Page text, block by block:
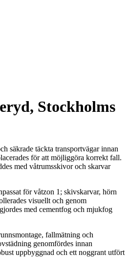
Stockholms
säkrade täckta transportvägar innan
för att möjliggöra korrekt fall.
med våtrumsskivor och skarvar
för våtzon 1; skivskarvar, hörn
visuellt och genom
med cementfog och mjukfog
fallmätning och
genomfördes innan
uppbyggnad och ett noggrant utfört